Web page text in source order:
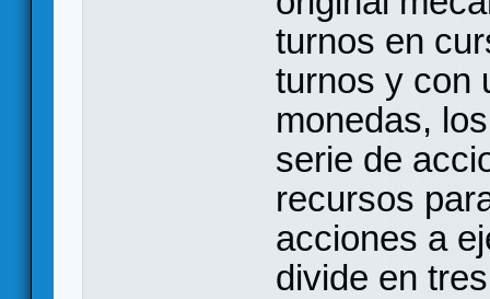
turnos en
turnos y con
monedas,
serie de
recursos
acciones a
divide en